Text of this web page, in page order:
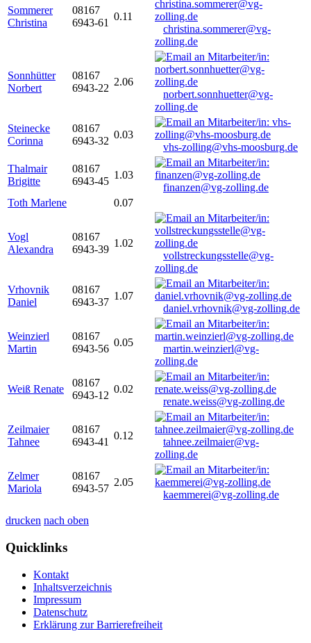
Sommerer
Christina
08167
6943-61
0.11
christina.sommerer@vg-
zolling.de
Sonnhütter
Norbert
08167
6943-22
2.06
norbert.sonnhuetter@vg-
zolling.de
Steinecke
Corinna
08167
6943-32
0.03
vhs-zolling@vhs-moosburg.de
Thalmair
Brigitte
08167
6943-45
1.03
finanzen@vg-zolling.de
Toth Marlene
0.07
Vogl
Alexandra
08167
6943-39
1.02
vollstreckungsstelle@vg-
zolling.de
Vrhovnik
Daniel
08167
6943-37
1.07
daniel.vrhovnik@vg-zolling.de
Weinzierl
Martin
08167
6943-56
0.05
martin.weinzierl@vg-
zolling.de
Weiß Renate
08167
6943-12
0.02
renate.weiss@vg-zolling.de
Zeilmaier
Tahnee
08167
6943-41
0.12
tahnee.zeilmaier@vg-
zolling.de
Zelmer
Mariola
08167
6943-57
2.05
kaemmerei@vg-zolling.de
drucken nach oben
Quicklinks
Kontakt
Inhaltsverzeichnis
Impressum
Datenschutz
Erklärung zur Barrierefreiheit